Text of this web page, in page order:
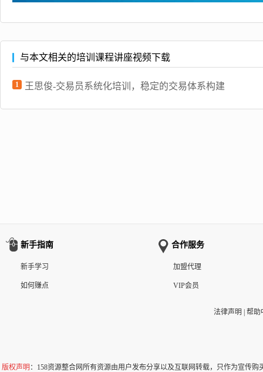
与本文相关的培训课程讲座视频下载
1 王思俊-交易员系统化培训，稳定的交易体系构建
新手指南
新手学习
如何赚点
合作服务
加盟代理
VIP会员
法律声明 帮助
版权声明 ：158资源整合网所有资源由用户发布分享以及互联网转载，只作为宣传